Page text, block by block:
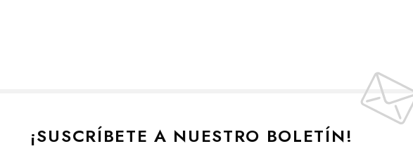
¡SUSCRÍBETE A NUESTRO BOLETÍN!